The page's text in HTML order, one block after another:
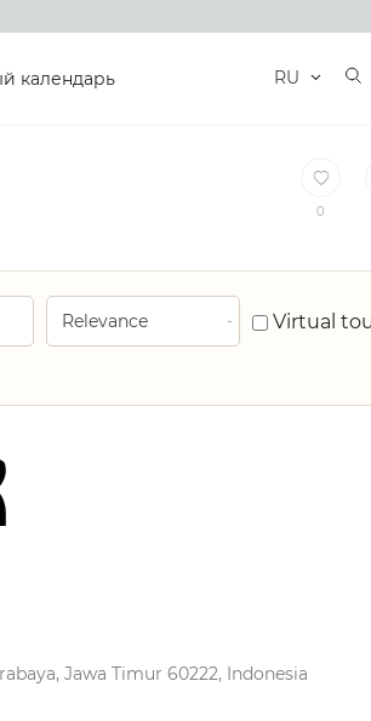
календарь RU
0
Virtual
Jawa Timur 60222, Indonesia